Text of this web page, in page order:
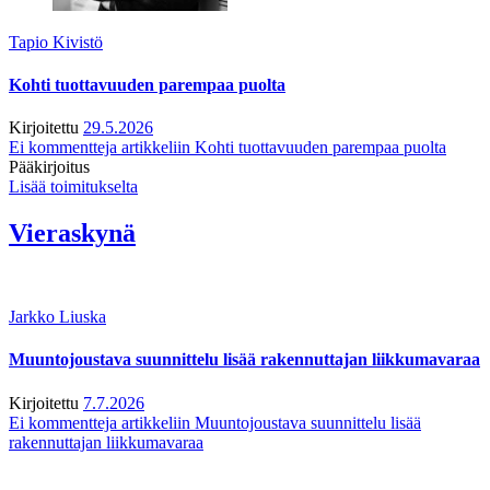
Tapio Kivistö
Kohti tuottavuuden parempaa puolta
Kirjoitettu 29.5.2026
Ei kommentteja artikkeliin Kohti tuottavuuden parempaa puolta
Pääkirjoitus
Lisää toimitukselta
Vieraskynä
Jarkko Liuska
Muuntojoustava suunnittelu lisää rakennuttajan liikkumavaraa
Kirjoitettu 7.7.2026
Ei kommentteja artikkeliin Muuntojoustava suunnittelu lisää
rakennuttajan liikkumavaraa